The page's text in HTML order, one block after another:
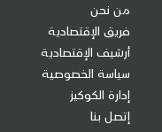
من نحن
فريق الإقتصادية
أرشيف الإقتصادية
سياسة الخصوصية
إدارة الكوكيز
إتصل بنا